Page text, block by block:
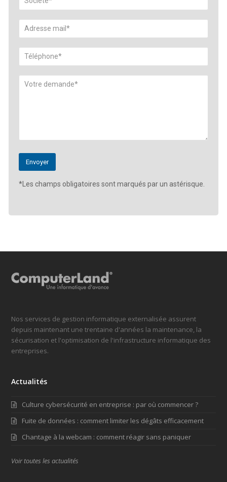
*Les champs obligatoires sont marqués par un astérisque.
Nos services de gestion informatique externalisée assurent
depuis maintenant une trentaine d'années la maintenance, la
sécurisation et l'optimisation de l'infrastructure informatique des
entreprises.
Actualités
Culture cybersécurité en entreprise : par où commencer ?
Fuite de données : comment limiter les dégâts efficacement
Chantage à la webcam : comment réagir sans paniquer
Voir toutes les actualités